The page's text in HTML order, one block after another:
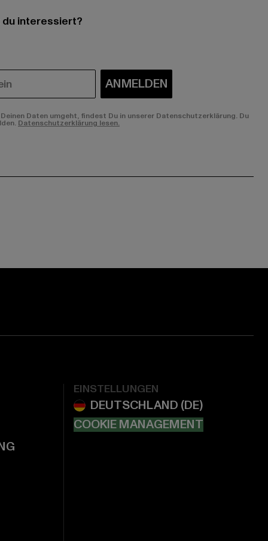
interessiert?
ANMELDEN
Daten umgeht, findest Du in unserer Datenschutzerklärung. Du
Datenschutzerklärung lesen.
EINSTELLUNGEN
COOKIE MANAGEMENT